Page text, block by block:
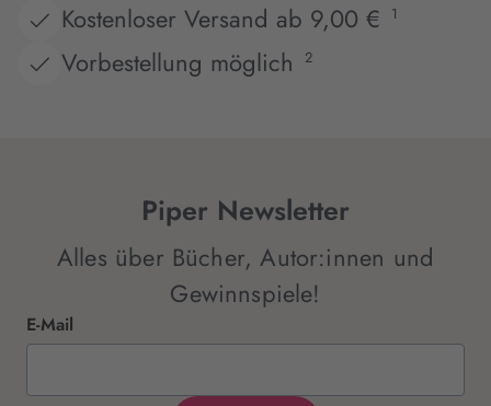
Kostenloser Versand ab 9,00 €
1
Vorbestellung möglich 2
Piper Newsletter
Alles über Bücher, Autor:innen und
Gewinnspiele!
E-Mail